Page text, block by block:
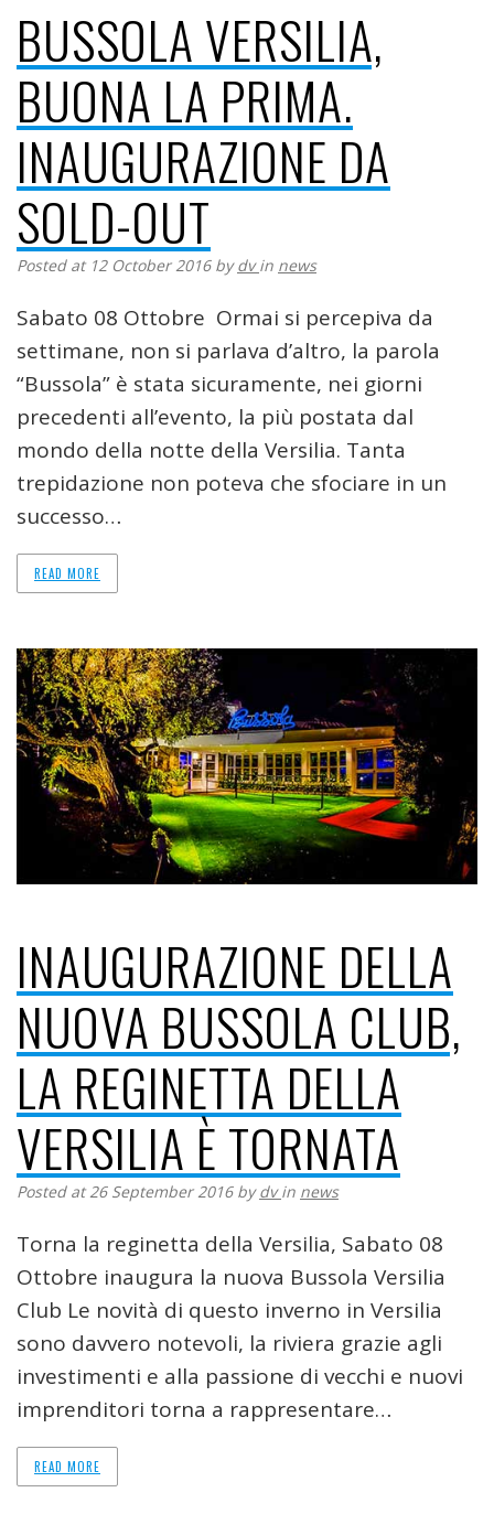
BUSSOLA VERSILIA,
BUONA LA PRIMA.
INAUGURAZIONE DA
SOLD-OUT
Posted at 12 October 2016 bydvin news
Sabato 08 Ottobre Ormai si percepiva da
settimane, non si parlava d’altro, la parola
“Bussola” è stata sicuramente, nei giorni
precedenti all’evento, la più postata dal
mondo della notte della Versilia. Tanta
trepidazione non poteva che sfociare in un
successo…
READ MORE
INAUGURAZIONE DELLA
NUOVA BUSSOLA CLUB,
LA REGINETTA DELLA
VERSILIA È TORNATA
Posted at 26 September 2016 bydvin news
Torna la reginetta della Versilia, Sabato 08
Ottobre inaugura la nuova Bussola Versilia
Club Le novità di questo inverno in Versilia
sono davvero notevoli, la riviera grazie agli
investimenti e alla passione di vecchi e nuovi
imprenditori torna a rappresentare…
READ MORE